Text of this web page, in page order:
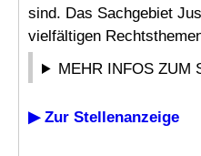
sind. Das Sachgebiet
vielfältigen
MEHR INFOS ZUM
▶ Zur Stellenanzeige